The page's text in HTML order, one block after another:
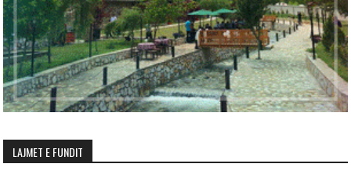
LAJMET E FUNDIT